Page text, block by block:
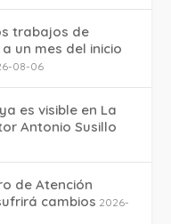
trabajos de
un mes del inicio
08-06
es visible en La
Antonio Susillo
de Atención
cambios 2026-